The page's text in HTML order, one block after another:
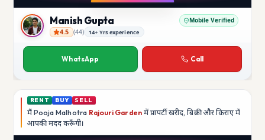
Manish Gupta
Manish Gupta Mobile Verified
4.5 (44) 14+ Yrs experience
WhatsApp Call
RENT BUY SELL
मैं Pooja Malhotra Rajouri Gardenमें प्रापर्टी खरीद, बिक्री और किराए में
आपकी मददकरूँगी।